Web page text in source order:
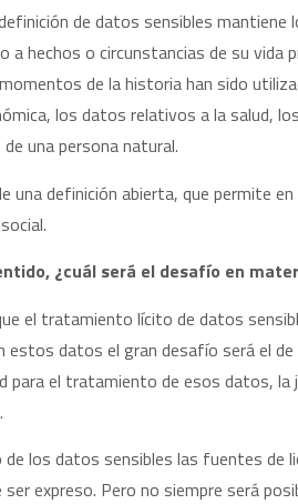
de datos sensibles
a hechos o circunstancias de su
de la historia han sido
los datos relativos a la salud,
una persona natural.
una definición abierta, que permite
¿cuál será el desafío en
el tratamiento lícito de datos
estos datos el gran desafío será el
para el tratamiento de esos datos, la
de los datos sensibles las fuentes
ser expreso. Pero no siempre será